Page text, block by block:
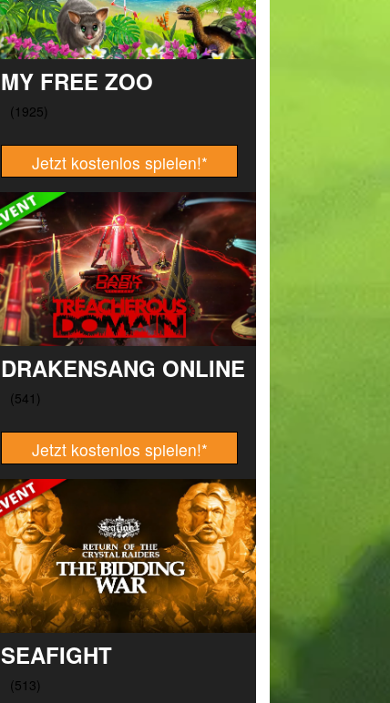
MY FREE ZOO
Jetzt kostenlos spielen!*
DRAKENSANG ONLINE
Jetzt kostenlos spielen!*
SEAFIGHT